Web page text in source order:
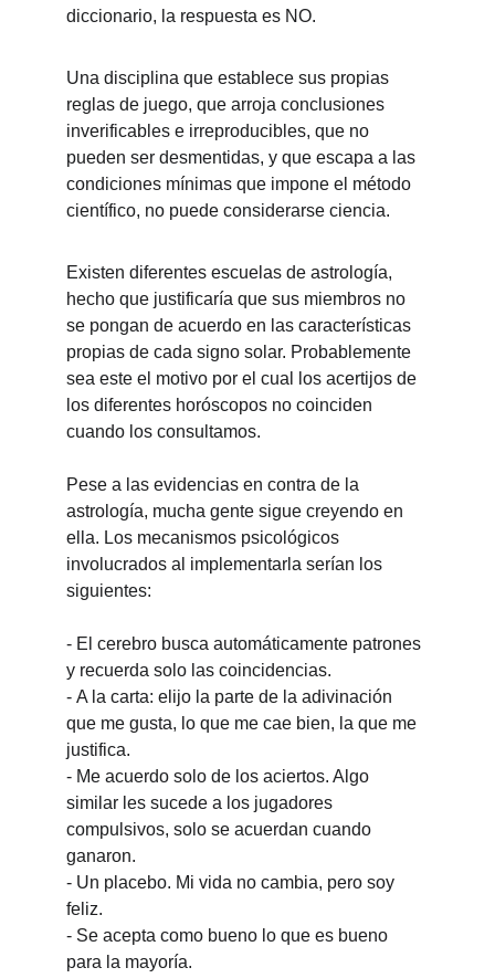
diccionario, la respuesta es NO.
Una disciplina que establece sus propias
reglas de juego, que arroja conclusiones
inverificables e irreproducibles, que no
pueden ser desmentidas, y que escapa a las
condiciones mínimas que impone el método
científico, no puede considerarse ciencia.
Existen diferentes escuelas de astrología,
hecho que justificaría que sus miembros no
se pongan de acuerdo en las características
propias de cada signo solar. Probablemente
sea este el motivo por el cual los acertijos de
los diferentes horóscopos no coinciden
cuando los consultamos.
Pese a las evidencias en contra de la
astrología, mucha gente sigue creyendo en
ella. Los mecanismos psicológicos
involucrados al implementarla serían los
siguientes:
- El cerebro busca automáticamente patrones
y recuerda solo las coincidencias.
- A la carta: elijo la parte de la adivinación
que me gusta, lo que me cae bien, la que me
justifica.
- Me acuerdo solo de los aciertos. Algo
similar les sucede a los jugadores
compulsivos, solo se acuerdan cuando
ganaron.
- Un placebo. Mi vida no cambia, pero soy
feliz.
- Se acepta como bueno lo que es bueno
para la mayoría.